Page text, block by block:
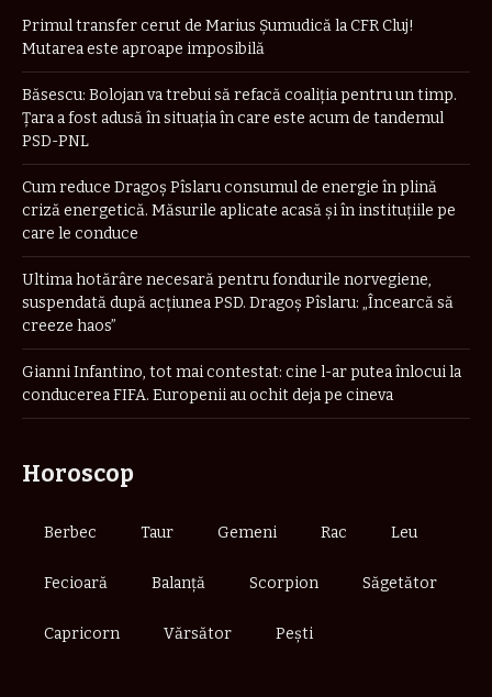
Primul transfer cerut de Marius Șumudică la CFR Cluj!
Mutarea este aproape imposibilă
Băsescu: Bolojan va trebui să refacă coaliţia pentru un timp.
Țara a fost adusă în situaţia în care este acum de tandemul
PSD-PNL
Cum reduce Dragoș Pîslaru consumul de energie în plină
criză energetică. Măsurile aplicate acasă și în instituțiile pe
care le conduce
Ultima hotărâre necesară pentru fondurile norvegiene,
suspendată după acțiunea PSD. Dragoș Pîslaru: „Încearcă să
creeze haos”
Gianni Infantino, tot mai contestat: cine l-ar putea înlocui la
conducerea FIFA. Europenii au ochit deja pe cineva
Horoscop
Berbec Taur Gemeni Rac Leu
Fecioară Balanță Scorpion Săgetător
Capricorn Vărsător Pești